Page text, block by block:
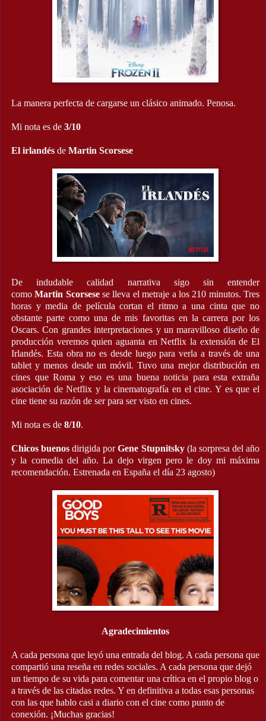
La manera perfecta de cargarse un clásico animado. Penosa.
Mi nota es de 3/10
El irlandés de Martin Scorsese
De indudable calidad narrativa sigo sin entender
comoMartin Scorsesese lleva el metraje a los 210 minutos. Tres
horas y media de película cortan el ritmo a una cinta que no
obstante parte como una de mis favoritas en la carrera por los
Oscars. Con grandes interpretaciones y un maravilloso diseño de
producción veremos quien aguanta en Netflix la extensión de El
Irlandés. Esta obra no es desde luego para verla a través de una
tablet y menos desde un móvil. Tuvo una mejor distribución en
cines que Roma y eso es una buena noticia para esta extraña
asociación de Netflix y la cinematografía en el cine. Y es que el
cine tiene su razón de ser para ser visto en cines.
Mi nota es de 8/10.
Chicos buenos dirigida porGene Stupnitsky (la sorpresa del año
y la comedia del año. La dejo virgen pero le doy mi máxima
recomendación. Estrenada en España el día 23 agosto)
Agradecimientos
A cada persona que leyó una entrada del blog. A cada persona que
compartió una reseña en redes sociales. A cada persona que dejó
un tiempo de su vida para comentar una crítica en el propio blog o
a través de las citadas redes. Y en definitiva a todas esas personas
con las que hablo casi a diario con el cine como punto de
conexión. ¡Muchas gracias!